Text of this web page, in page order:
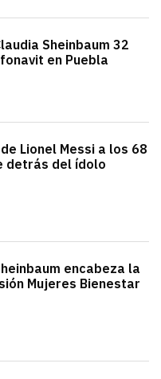
Sheinbaum 32
en Puebla
Lionel Messi a los 68
detrás del ídolo
encabeza la
Mujeres Bienestar